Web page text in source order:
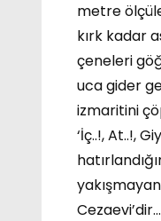
metre
kırk kadar
çeneleri
uca gider
izmaritini
‘İç..!, At..!,
Cezaevi’dir…